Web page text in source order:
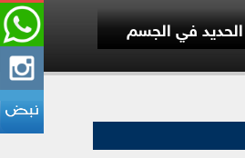
في الجسم يبحث